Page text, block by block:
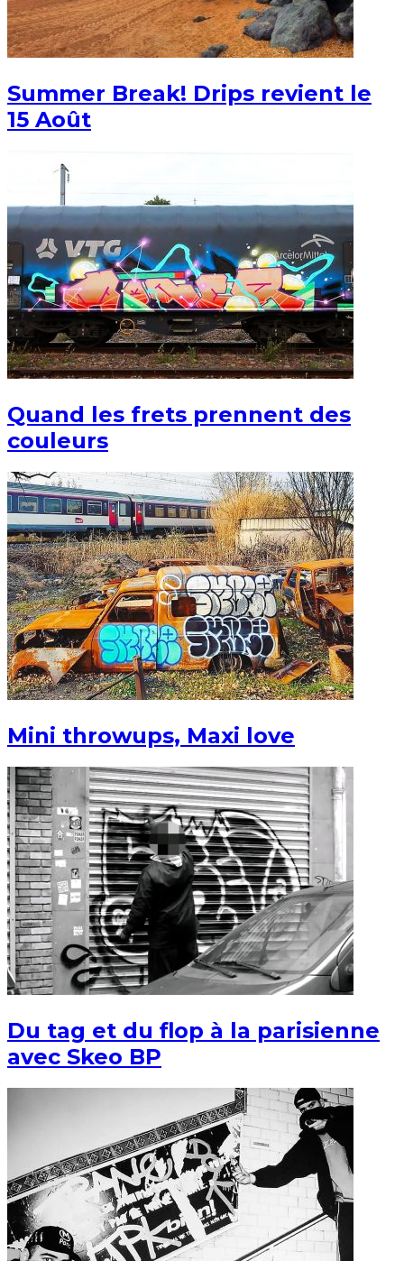
Summer Break! Drips revient le
15 Août
Quand les frets prennent des
couleurs
Mini throwups, Maxi love
Du tag et du flop à la parisienne
avec Skeo BP